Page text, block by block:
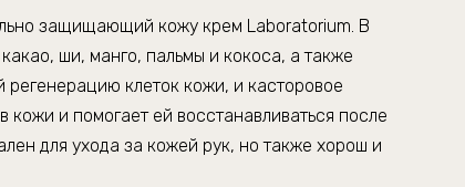
защищающий кожу крем Laboratorium. В
ши, манго, пальмы и кокоса, а также
клеток кожи, и касторовое
кожи и помогает ей восстанавливаться после
для ухода за кожей рук, но также хорош и